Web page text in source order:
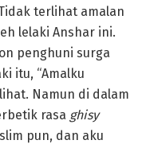
terlihat amalan
lelaki Anshar ini.
penghuni surga
itu, “Amalku
Namun di dalam
rasa ghisy
pun, dan aku